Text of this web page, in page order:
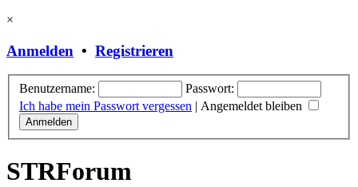
×
Anmelden • Registrieren
Benutzername:
Passwort:
Ich habe mein Passwort vergessen | Angemeldet bleiben
STRForum